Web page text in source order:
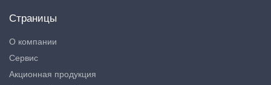
Страницы
О компании
Сервис
Акционная продукция